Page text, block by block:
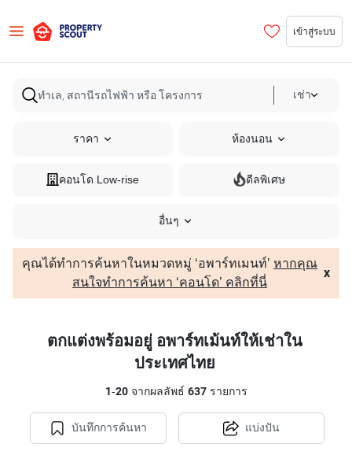
เข้าสู่ระบบ
เช่า
ราคา ห้องนอน
คอนโด Low-rise ดีลพิเศษ
อื่นๆ
คุณได้ทำการค้นหาในหมวดหมู่ ‘อพาร์ทเมนท์’ หากคุณ
สนใจทำการค้นหา ‘คอนโด’ คลิกที่นี่
x
ตกแต่งพร้อมอยู่ อพาร์ทเม้นท์ให้เช่าใน
ประเทศไทย
1-20จากผลลัพธ์ 637รายการ
บันทึกการค้นหา แบ่งปัน